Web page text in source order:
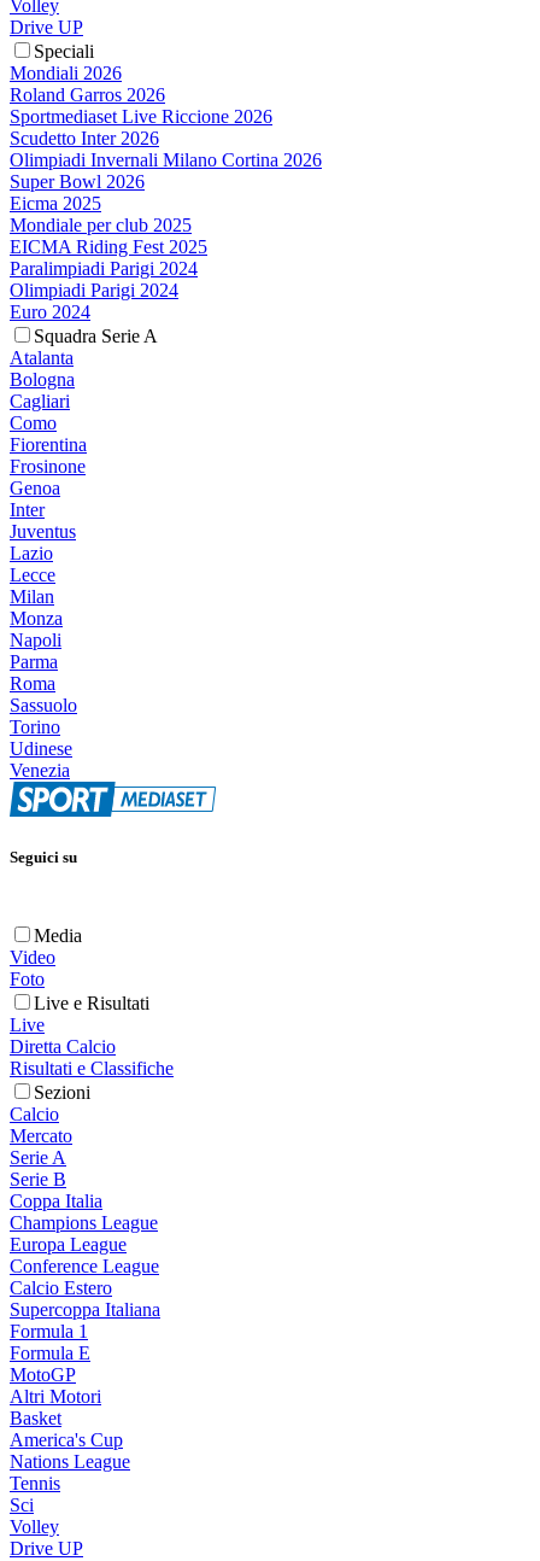
Volley
Drive UP
Speciali
Mondiali 2026
Roland Garros 2026
Sportmediaset Live Riccione 2026
Scudetto Inter 2026
Olimpiadi Invernali Milano Cortina 2026
Super Bowl 2026
Eicma 2025
Mondiale per club 2025
EICMA Riding Fest 2025
Paralimpiadi Parigi 2024
Olimpiadi Parigi 2024
Euro 2024
Squadra Serie A
Atalanta
Bologna
Cagliari
Como
Fiorentina
Frosinone
Genoa
Inter
Juventus
Lazio
Lecce
Milan
Monza
Napoli
Parma
Roma
Sassuolo
Torino
Udinese
Venezia
Seguici su
Media
Video
Foto
Live e Risultati
Live
Diretta Calcio
Risultati e Classifiche
Sezioni
Calcio
Mercato
Serie A
Serie B
Coppa Italia
Champions League
Europa League
Conference League
Calcio Estero
Supercoppa Italiana
Formula 1
Formula E
MotoGP
Altri Motori
Basket
America's Cup
Nations League
Tennis
Sci
Volley
Drive UP